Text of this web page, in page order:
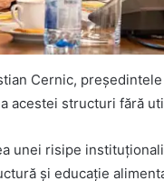
Cernic,
acestei structuri fără
unei risipe
și educație